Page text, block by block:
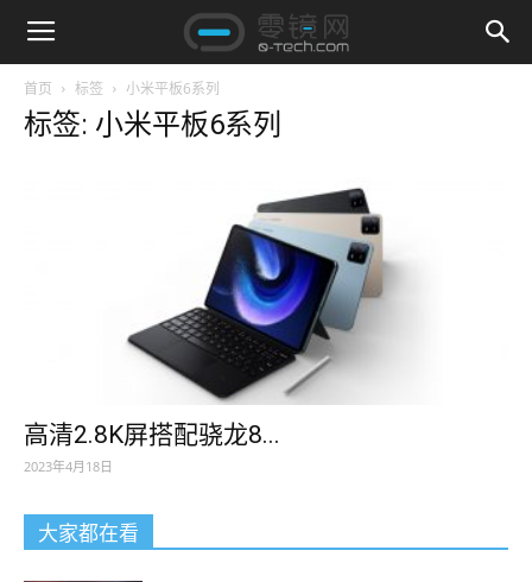
首页 标签 小米平板6系列
标签: 小米平板6系列
高清2.8K屏搭配骁龙8...
2023年4月18日
大家都在看